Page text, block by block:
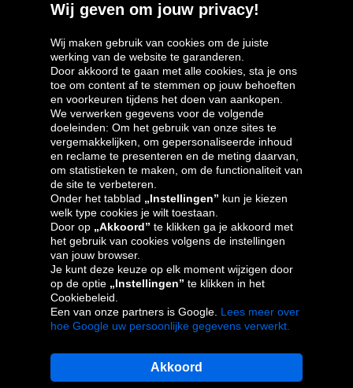
Oponeo-groep
Česká
Deutschland Éire España
France Italia Magyarország Nederland
Österreich
republika
Kingdom
Sitemaps
Wij geven om jouw privacy!
Wij maken gebruik van cookies om de juiste
werking van de website te garanderen.
Door akkoord te gaan met alle cookies, sta je ons
toe om content af te stemmen op jouw behoeften
en voorkeuren tijdens het doen van aankopen.
We verwerken gegevens voor de volgende
doeleinden: Om het gebruik van onze sites te
vergemakkelijken, om gepersonaliseerde inhoud
en reclame te presenteren en de meting daarvan,
om statistieken te maken, om de functionaliteit van
de site te verbeteren.
Onder het tabblad „Instellingen” kun je kiezen
welk type cookies je wilt toestaan.
Door op „Akkoord” te klikken ga je akkoord met
het gebruik van cookies volgens de instellingen
van jouw browser.
Je kunt deze keuze op elk moment wijzigen door
op de optie „Instellingen” te klikken in het
Cookiebeleid.
Een van onze partners is Google. Lees meer over
hoe Google uw persoonlijke gegevens verwerkt.
Akkoord